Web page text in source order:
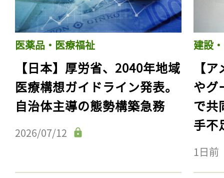
医薬品・医療福祉
【日本】厚労省、2040年地域
医療構想ガイドライン発表。
自治体主導の態勢構築急務
2026/07/12
建設
【
やグ
で共
手不
1日前